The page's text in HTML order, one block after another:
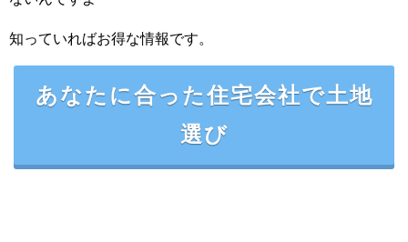
知っていればお得な情報です。
あなたに合った住宅会社で土地
選び